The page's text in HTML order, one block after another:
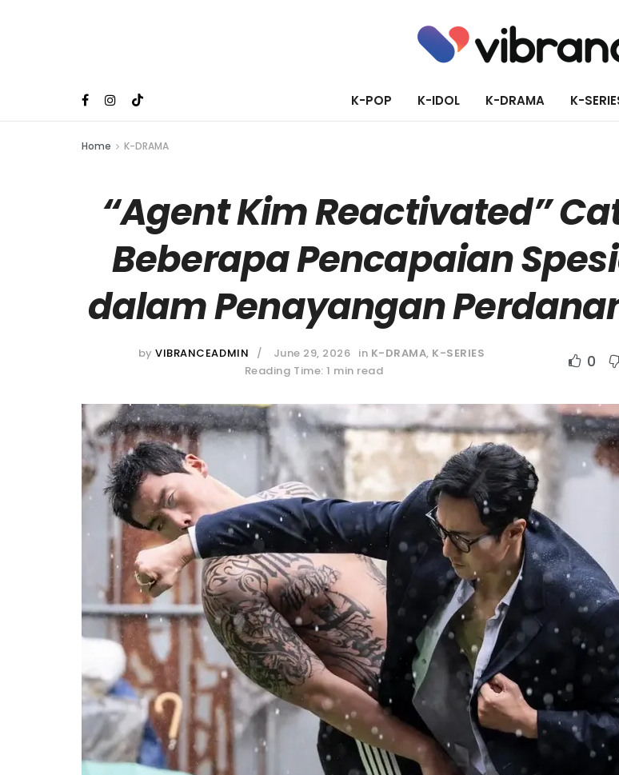
K-POP K-IDOL K-DRAMA K-
Home K-DRAMA
“Agent Kim Reactivated”
Beberapa Pencapaian
dalam Penayangan
by VIBRANCEADMIN June 29, 2026 in K-DRAMA, K-SERIES
Reading Time: 1 min read
0